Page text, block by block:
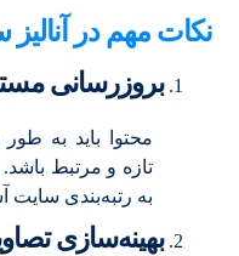
نکات مهم در آنالیز
بروزرسانی
محتوا باید به
تازه و مرتبط
به رتبه‌بندی سایت
بهینه‌سازی